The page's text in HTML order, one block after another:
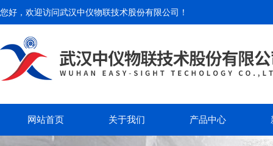
您好，欢迎访问武汉中仪物联技术股份有限公司 ！
网站首页 关于我们 产品中心